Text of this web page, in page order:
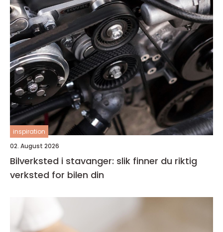
inspiration
02. August 2026
Bilverksted i stavanger: slik finner du riktig
verksted for bilen din